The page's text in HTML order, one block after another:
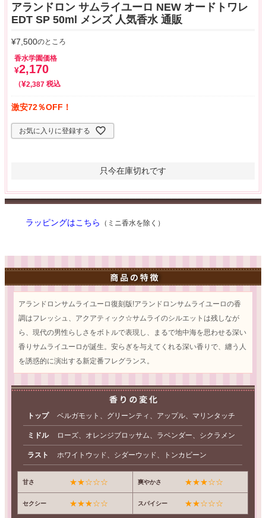
アランドロン サムライユーロ NEW オードトワレ
EDT SP 50ml メンズ 人気香水 通販
¥7,500のところ
香水学園価格
¥2,170
¥2,387 税込
激安72％OFF！
お気に入りに登録する
只今在庫切れです
ラッピングはこちら （ミニ香水を除く）
アランドロンサムライユーロ復刻版!アランドロンサムライユーロの香
調はフレッシュ、アクアティック☆サムライのシルエットは残しなが
ら、現代の男性らしさをボトルで表現し、まるで地中海を思わせる深い
香りサムライユーロが誕生。安らぎを与えてくれる深い香りで、纏う人
を誘惑的に演出する新定番フレグランス。
トップ ベルガモット、グリーンティ、アップル、マリンタッチ
ミドル ローズ、オレンジブロッサム、ラベンダー、シクラメン
ラスト ホワイトウッド、シダーウッド、トンカビーン
甘さ ★★☆☆☆ 爽やかさ ★★★☆☆
セクシー ★★★☆☆ スパイシー ★★☆☆☆